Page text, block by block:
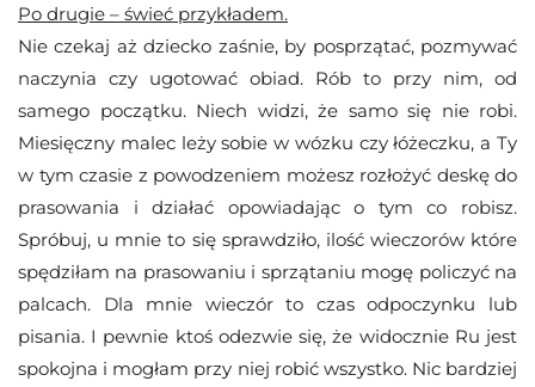
Po drugie – świeć przykładem.
Nie czekaj aż dziecko zaśnie, by posprzątać, pozmywać
naczynia czy ugotować obiad. Rób to przy nim, od
samego początku. Niech widzi, że samo się nie robi.
Miesięczny malec leży sobie w wózku czy łóżeczku, a Ty
w tym czasie z powodzeniem możesz rozłożyć deskę do
prasowania i działać opowiadając o tym co robisz.
Spróbuj, u mnie to się sprawdziło, ilość wieczorów które
spędziłam na prasowaniu i sprzątaniu mogę policzyć na
palcach. Dla mnie wieczór to czas odpoczynku lub
pisania. I pewnie ktoś odezwie się, że widocznie Ru jest
spokojna i mogłam przy niej robić wszystko. Nic bardziej